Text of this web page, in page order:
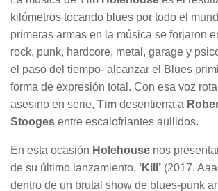
kilómetros tocando blues por todo el
primeras armas en la música se forjaron
rock, punk, hardcore, metal, garage y
el paso del tiempo- alcanzar el Blues
forma de expresión total. Con esa voz
asesino en serie, Tim desentierra a
Stooges entre escalofriantes aullidos.
En esta ocasión Holehouse nos
de su último lanzamiento, ‘Kill’ (2017,
dentro de un brutal show de blues-punk